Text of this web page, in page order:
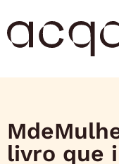
livro que